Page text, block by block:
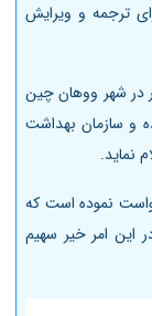
ترجمه و ویرایش
بار در شهر ووهان چین
کشور سرایت کرده و سازمان بهداشت
نماید.
نموده است که
این امر خیر سهیم